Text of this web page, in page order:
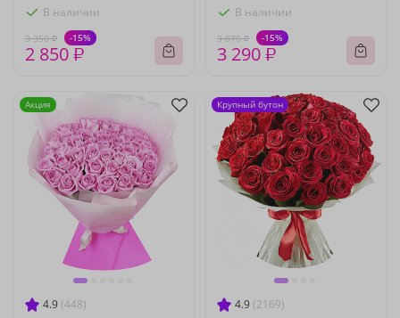
В наличии
3 350 ₽ -15%
2 850 ₽
В наличии
3 870 ₽ -15%
3 290 ₽
4.9 (448)
Акция
4.9 (2169)
Крупный бутон